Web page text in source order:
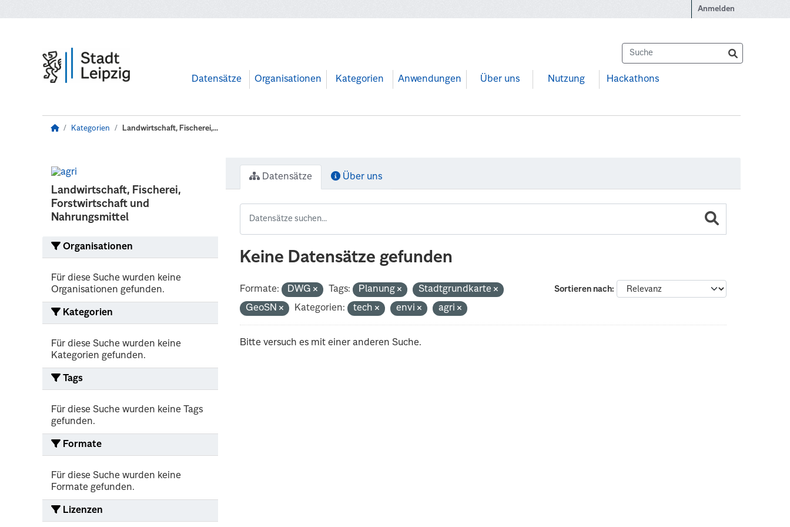
Anmelden
Datensätze Organisationen Kategorien Anwendungen Über uns Nutzung Hackathons
Kategorien Landwirtschaft, Fischerei,...
Landwirtschaft, Fischerei,
Forstwirtschaft und
Nahrungsmittel
Organisationen
Für diese Suche wurden keine
Organisationen gefunden.
Kategorien
Für diese Suche wurden keine
Kategorien gefunden.
Tags
Für diese Suche wurden keine Tags
gefunden.
Formate
Für diese Suche wurden keine
Formate gefunden.
Lizenzen
Datensätze Über uns
Keine Datensätze gefunden
Sortieren nach
Formate: DWG Tags: Planung
Stadtgrundkarte
GeoSN
Kategorien: tech envi agri
Bitte versuch es mit einer anderen Suche.